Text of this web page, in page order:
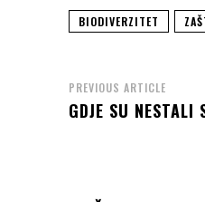
BIODIVERZITET
PREVIOUS ARTICLE
GDJE SU NESTALI